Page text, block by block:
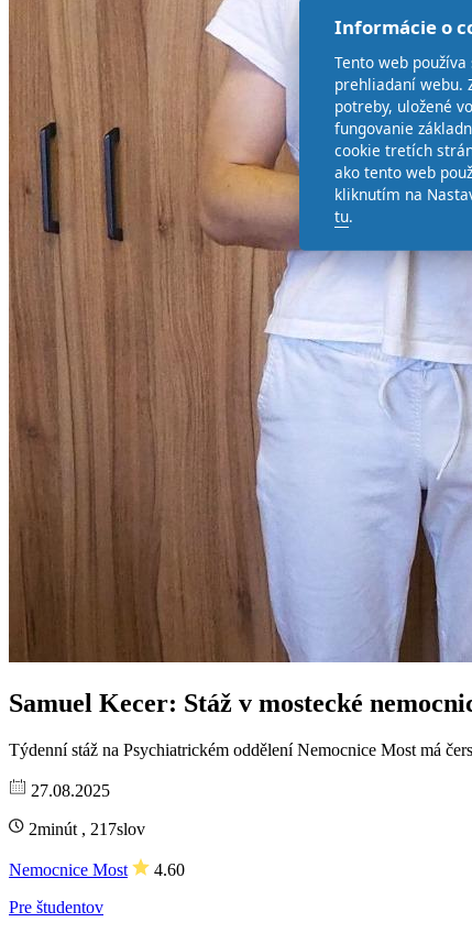
Samuel Kecer: Stáž v mostecké
Týdenní stáž na Psychiatrickém oddělení Nemocnice Most má
27.08.2025
2minút , 217slov
Nemocnice Most
4.60
Pre študentov
Informácie o
Tento web
prehliadaní webu.
potreby, uložené
fungovanie
cookie tretích
ako tento web
kliknutím na
tu.